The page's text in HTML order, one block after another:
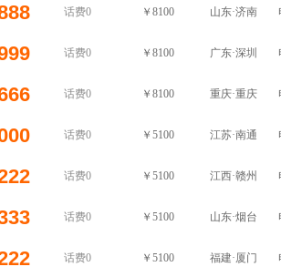
话费0 ￥8100 山东·济南
话费0 ￥8100 广东·深圳
话费0 ￥8100 重庆·重庆
话费0 ￥5100 江苏·南通
话费0 ￥5100 江西·赣州
话费0 ￥5100 山东·烟台
话费0 ￥5100 福建·厦门